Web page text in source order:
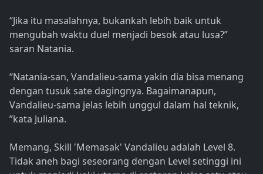
“Jika itu masalahnya, bukankah lebih baik untuk
mengubah waktu duel menjadi besok atau lusa?”
saran Natania.
“Natania-san, Vandalieu-sama yakin dia bisa menang
dengan tusuk sate dagingnya. Bagaimanapun,
Vandalieu-sama jelas lebih unggul dalam hal teknik,
”kata Juliana.
Memang, Skill 'Memasak' Vandalieu adalah Level 8.
Tidak aneh bagi seseorang dengan Level setinggi ini